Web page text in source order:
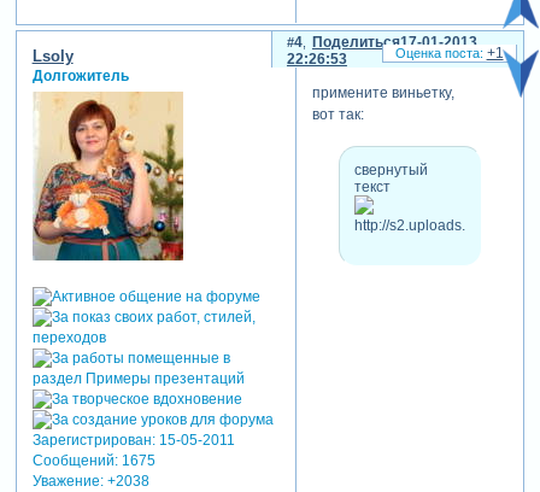
Поделиться
4
17-01-2013
22:26:53
Lsoly
Долгожитель
Зарегистрирован: 15-05-2011
Сообщений:1675
Уважение: +2038
примените виньетку,
вот так:
свернутый
текст
+1